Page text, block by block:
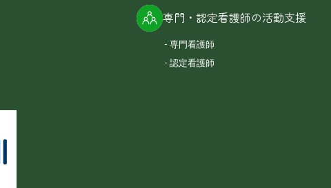
専門・認定看護師の活動支援
専門看護師
認定看護師